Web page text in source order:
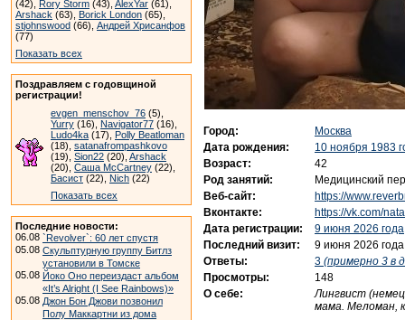
(42), Rory Storm (43), AlexYar (61),
Arshack (63), Borick London (65),
stjohnswood (66), Андрей Хрисанфов
(77)
Показать всех
Поздравляем с годовщиной
регистрации!
evgen_menschov_76 (5),
Yurry (16), Navigator77 (16),
Ludo4ka (17), Polly Beatloman
(18), satanafrompashkovo
(19), Sion22 (20), Arshack
(20), Саша McCartney (22),
Басист (22), Nich (22)
Показать всех
Последние новости:
06.08 `Revolver`: 60 лет спустя
05.08 Скульптурную группу Битлз
установили в Томске
05.08 Йоко Оно переиздаст альбом
«It’s Alright (I See Rainbows)»
05.08 Джон Бон Джови позвонил
Полу Маккартни из дома
Город:
Москва
Дата рождения:
10 ноября 1983
Возраст:
42
Род занятий:
Медицинский
Веб-сайт:
https://
Вконтакте:
https://vk.com/
Дата регистрации:
9 июня 2026 года
Последний визит:
9 июня 2026 года
Ответы:
3 (примерно 3 в
Просмотры:
148
О себе:
Лингвист
мама. Меломан,